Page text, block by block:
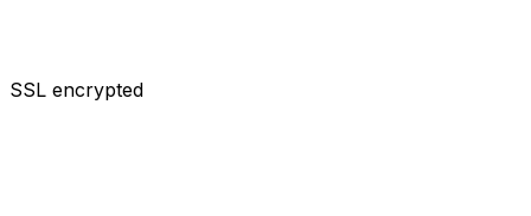
SSL encrypted